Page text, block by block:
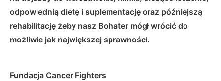
odpowiednią dietę i suplementację oraz późniejszą
rehabilitację żeby nasz Bohater mógł wrócić do
możliwie jak największej sprawności.
Fundacja Cancer Fighters